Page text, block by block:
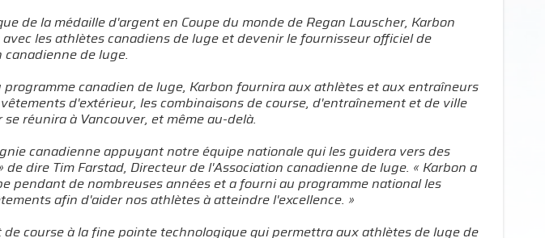
de la médaille d'argent en Coupe du monde de Regan Lauscher, Karbon
les athlètes canadiens de luge et devenir le fournisseur officiel de
de luge.
canadien de luge, Karbon fournira aux athlètes et aux entraîneurs
d'extérieur, les combinaisons de course, d'entraînement et de ville
réunira à Vancouver, et même au-delà.
canadienne appuyant notre équipe nationale qui les guidera vers des
dire Tim Farstad, Directeur de l'Association canadienne de luge. « Karbon a
pendant de nombreuses années et a fourni au programme national les
afin d'aider nos athlètes à atteindre l'excellence. »
course à la fine pointe technologique qui permettra aux athlètes de luge de